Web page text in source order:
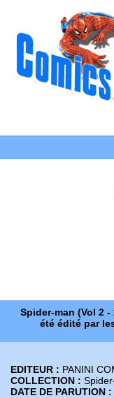
Spider-man (Vol 2
été édité par
EDITEUR : PANINI
COLLECTION :
DATE DE PARUTION :